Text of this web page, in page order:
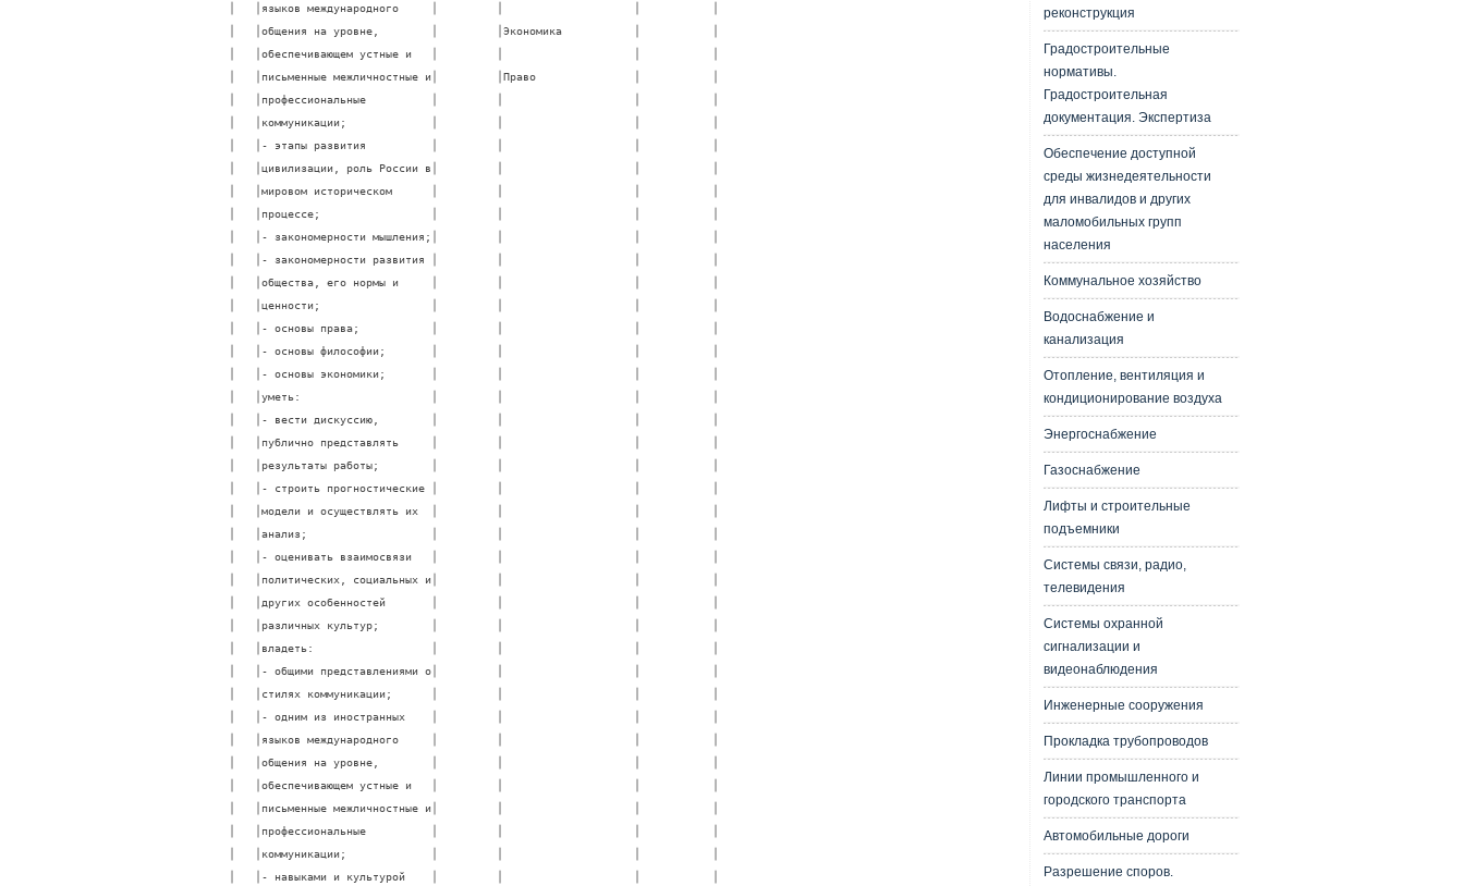
реконструкция
Градостроительные
нормативы.
Градостроительная
документация. Экспертиза
Обеспечение доступной
среды жизнедеятельности
для инвалидов и других
маломобильных групп
населения
Коммунальное хозяйство
Водоснабжение и
канализация
Отопление, вентиляция и
кондиционирование воздуха
Энергоснабжение
Газоснабжение
Лифты и строительные
подъемники
Системы связи, радио,
телевидения
Системы охранной
сигнализации и
видеонаблюдения
Инженерные сооружения
Прокладка трубопроводов
Линии промышленного и
городского транспорта
Автомобильные дороги
Разрешение споров.